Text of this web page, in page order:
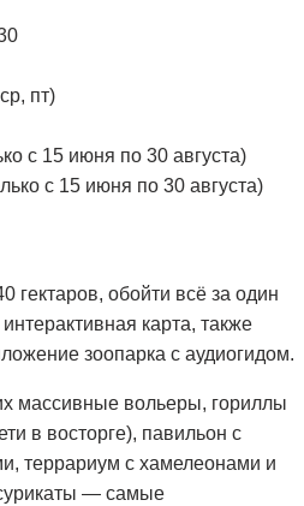
пт)
с 15 июня по 30 августа)
с 15 июня по 30 августа)
обойти всё за один
карта, также
зоопарка с аудиогидом.
массивные вольеры, гориллы
в восторге), павильон с
террариум с хамелеонами и
— самые